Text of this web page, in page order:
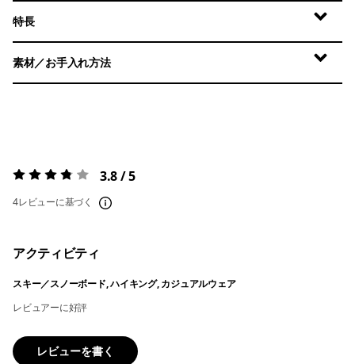
特長
素材／お手入れ方法
評価:3.8 / 5 3.8 / 5
4レビューに基づく
アクティビティ
スキー／スノーボード, ハイキング, カジュアルウェア
レビュアーに好評
レビューを書く